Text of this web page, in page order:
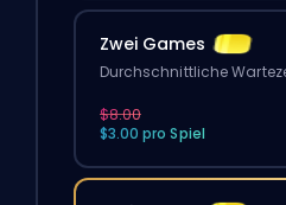
Zwei Games
Durchschnittliche
$8.00
$3.00 pro Spiel